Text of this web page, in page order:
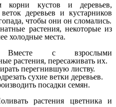
корни кустов и деревьев,
деревьев и кустарников
чтобы они он сломались.
растения, некоторые из
холодные места.
Вместе с взрослыми
растения, пересаживать их.
перегнившую листву.
сухие ветки деревьев.
посадки семян.
растения цветника и